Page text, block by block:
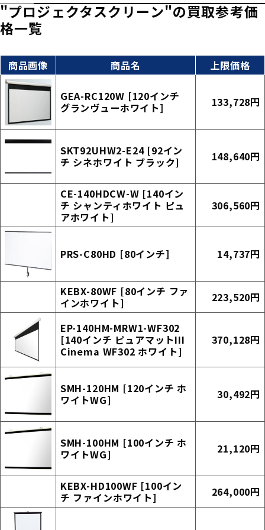
"プロジェクタスクリーン"の買取参考価
格一覧
商品画像 商品名 上限価格
GEA-RC120W [120インチ
グランヴューホワイト]
133,728円
SKT92UHW2-E24 [92イン
チ シネホワイト ブラック]
148,640円
CE-140HDCW-W [140イン
チ シャンティホワイト ピュ
アホワイト]
306,560円
PRS-C80HD [80インチ] 14,737円
KEBX-80WF [80インチ ファ
インホワイト]
223,520円
EP-140HM-MRW1-WF302
[140インチ ピュアマットIII
Cinema WF302 ホワイト]
370,128円
SMH-120HM [120インチ ホ
ワイトWG]
30,492円
SMH-100HM [100インチ ホ
ワイトWG]
21,120円
KEBX-HD100WF [100イン
チ ファインホワイト]
264,000円